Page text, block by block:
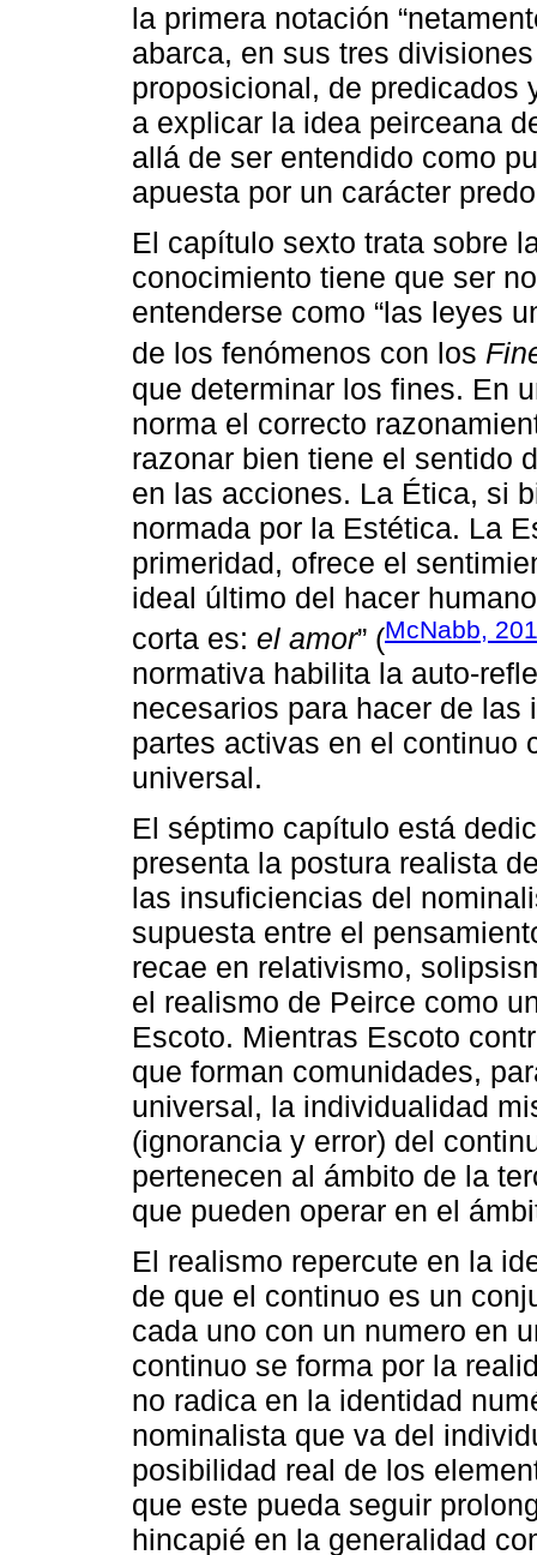
la primera notación
abarca, en sus tres
proposicional, de predicados
a explicar la idea peirceana
allá de ser entendido como
apuesta por un carácter
El capítulo sexto trata sobre
conocimiento tiene que ser
entenderse como “las leyes
de los fenómenos con los
que determinar los fines. En
norma el correcto
razonar bien tiene el sentido
en las acciones. La Ética, si
normada por la Estética. La
primeridad, ofrece el
ideal último del hacer
corta es: el amor” (McNabb,
normativa habilita la auto-
necesarios para hacer de
partes activas en el continuo
universal.
El séptimo capítulo está
presenta la postura realista
las insuficiencias del
supuesta entre el
recae en relativismo,
el realismo de Peirce como
Escoto. Mientras Escoto
que forman comunidades,
universal, la individualidad
(ignorancia y error) del
pertenecen al ámbito de la
que pueden operar en el
El realismo repercute en la
de que el continuo es un
cada uno con un numero en
continuo se forma por la
no radica en la identidad
nominalista que va del
posibilidad real de los
que este pueda seguir
hincapié en la generalidad